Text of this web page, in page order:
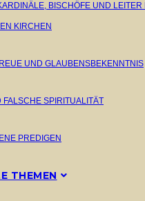
BISCHÖFE UND LEITER
KIRCHEN
UND GLAUBENSBEKENNTNIS
FALSCHE SPIRITUALITÄT
PREDIGEN
THEMEN